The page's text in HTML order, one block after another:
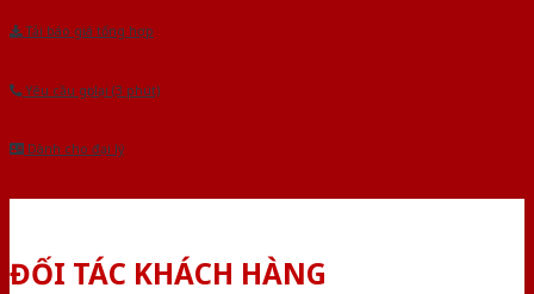
Tải báo giá tổng hợp
Yêu cầu gọi lại (3 phút)
Dành cho đại lý
ĐỐI TÁC KHÁCH HÀNG